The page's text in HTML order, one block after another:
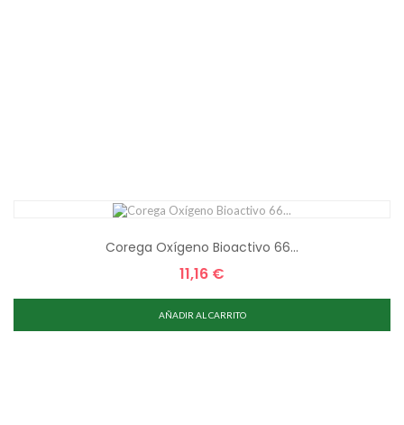
Corega Oxígeno Bioactivo 66...
Precio
11,16 €
AÑADIR AL CARRITO